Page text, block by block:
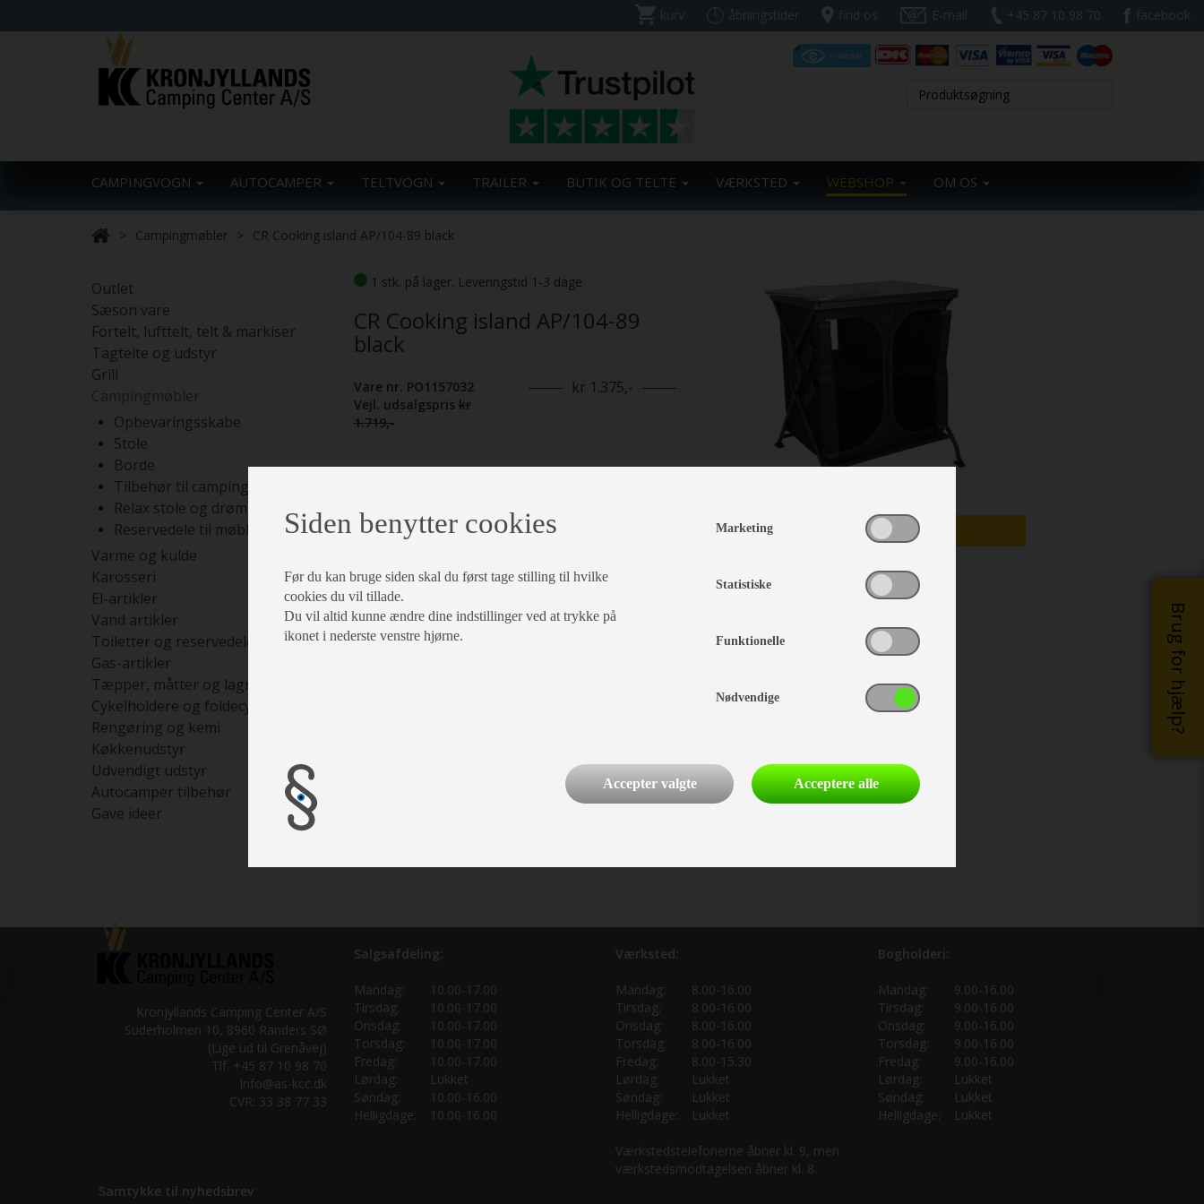
kurv åbningstider find os E-mail +45 87 10 98 70 facebook
CAMPINGVOGN AUTOCAMPER TELTVOGN TRAILER BUTIK OG TELTE VÆRKSTED WEBSHOP OM OS
Brug for hjælp?
Campingmøbler CR Cooking island AP/104-89 black
Outlet
Sæson vare
Fortelt, lufttelt, telt & markiser
Tagtelte og udstyr
Grill
Campingmøbler
Opbevaringsskabe
Stole
Borde
Tilbehør til campingmøbler
Relax stole og drømmesenge
Reservedele til møbler
Varme og kulde
Karosseri
El-artikler
Vand artikler
Toiletter og reservedele
Gas-artikler
Tæpper, måtter og lagner
Cykelholdere og foldecykler
Rengøring og kemi
Køkkenudstyr
Udvendigt udstyr
Autocamper tilbehør
Gave ideer
1 stk. på lager. Leveringstid 1-3 dage
CR Cooking island AP/104-89
black
Vare nr. PO1157032
Vejl. udsalgspris kr
1.719,-
kr 1.375,-
TILBUD - DEMO
Kronjyllands Camping Center A/S
Suderholmen 10, 8960 Randers SØ
(Lige ud til Grenåvej)
Tlf. +45 87 10 98 70
Info@as-kcc.dk
CVR: 33 38 77 33
Samtykke til nyhedsbrev
Salgsafdeling:
Mandag:
10.00-17.00
Tirsdag:
10.00-17.00
Onsdag:
10.00-17.00
Torsdag:
10.00-17.00
Fredag:
10.00-17.00
Lørdag:
Lukket
Søndag:
10.00-16.00
Helligdage:
10.00-16.00
Værksted:
Mandag:
8.00-16.00
Tirsdag:
8.00-16.00
Onsdag:
8.00-16.00
Torsdag:
8.00-16.00
Fredag:
8.00-15.30
Lørdag:
Lukket
Søndag:
Lukket
Helligdage:
Lukket
Værkstedstelefonerne åbner kl. 9, men
værkstedsmodtagelsen åbner kl. 8.
Bogholderi:
Mandag:
9.00-16.00
Tirsdag:
9.00-16.00
Onsdag:
9.00-16.00
Torsdag:
9.00-16.00
Fredag:
9.00-16.00
Lørdag:
Lukket
Søndag:
Lukket
Helligdage:
Lukket
Siden benytter cookies
Før du kan bruge siden skal du først tage stilling til hvilke
cookies du vil tillade.
Du vil altid kunne ændre dine indstillinger ved at trykke på
ikonet i nederste venstre hjørne.
Marketing
Statistiske
Funktionelle
Nødvendige
Accepter valgte Acceptere alle